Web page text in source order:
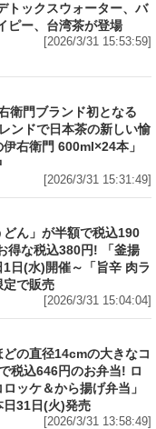
トックスウォーター、バ
ピー、台湾茶が登場
[2026/3/31 15:53:59]
衛門ブランド初となる
ンドで日本茶の新しい愉
右衛門 600ml×24本」
[2026/3/31 15:31:49]
ん」が半額で税込190
得な税込380円! 「釜揚
日(水)開催～「旨辛 肉ラ
定で販売
[2026/3/31 15:04:04]
の直径14cmの大きなコ
税込646円のお弁当! ロ
ッケ＆から揚げ弁当」
日31日(火)発売
[2026/3/31 13:58:49]